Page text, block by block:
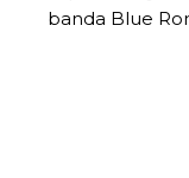
banda Blue